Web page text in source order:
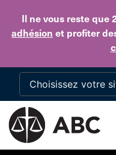
Il ne vous reste que
adhésion et profiter